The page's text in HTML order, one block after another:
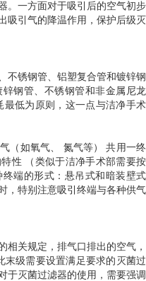
。一方面对于吸引后的空气初步
吸引气的降温作用，保护后级灭
不锈钢管、铝塑复合管和镀锌钢
钢管、不锈钢管和非金属尼龙
低为原则，这一点与洁净手术
（如氧气、 氮气等） 共用一终
性 （类似于洁净手术部需要按
端的形式：悬吊式和暗装壁式
，特别注意吸引终端与各种供气
相关规定，排气口排出的空气，
末级需要设置满足要求的灭菌过
于灭菌过滤器的使用，需要强调